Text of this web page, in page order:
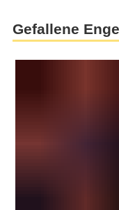
Gefallene